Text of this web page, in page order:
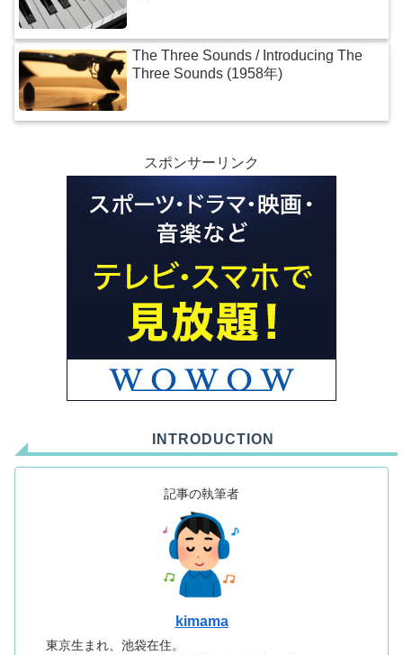
The Three Sounds / Introducing The
Three Sounds (1958年)
スポンサーリンク
INTRODUCTION
記事の執筆者
kimama
東京生まれ、池袋在住。